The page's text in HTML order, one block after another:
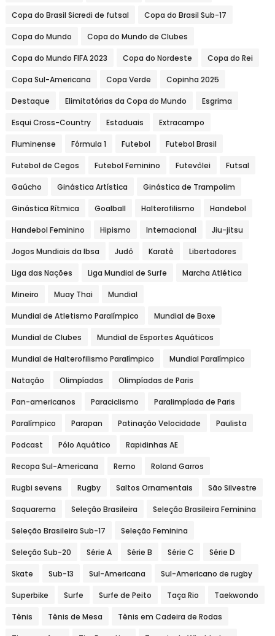
Copa do Brasil Sicredi de futsal Copa do Brasil Sub-17
Copa do Mundo Copa do Mundo de Clubes
Copa do Mundo FIFA 2023 Copa do Nordeste Copa do Rei
Copa Sul-Americana Copa Verde Copinha 2025
Destaque Elimitatórias da Copa do Mundo Esgrima
Esqui Cross-Country Estaduais Extracampo
Fluminense Fórmula 1 Futebol Futebol Brasil
Futebol de Cegos Futebol Feminino Futevôlei Futsal
Gaúcho Ginástica Artística Ginástica de Trampolim
Ginástica Rítmica Goalball Halterofilismo Handebol
Handebol Feminino Hipismo Internacional Jiu-jitsu
Jogos Mundiais da Ibsa Judô Karatê Libertadores
Liga das Nações Liga Mundial de Surfe Marcha Atlética
Mineiro Muay Thai Mundial
Mundial de Atletismo Paralímpico Mundial de Boxe
Mundial de Clubes Mundial de Esportes Aquáticos
Mundial de Halterofilismo Paralímpico Mundial Paralímpico
Natação Olimpíadas Olimpíadas de Paris
Pan-americanos Paraciclismo Paralimpíada de Paris
Paralímpico Parapan Patinação Velocidade Paulista
Podcast Pólo Aquático Rapidinhas AE
Recopa Sul-Americana Remo Roland Garros
Rugbi sevens Rugby Saltos Ornamentais São Silvestre
Saquarema Seleção Brasileira Seleção Brasileira Feminina
Seleção Brasileira Sub-17 Seleção Feminina
Seleção Sub-20 Série A Série B Série C Série D
Skate Sub-13 Sul-Americana Sul-Americano de rugby
Superbike Surfe Surfe de Peito Taça Rio Taekwondo
Tênis Tênis de Mesa Tênis em Cadeira de Rodas